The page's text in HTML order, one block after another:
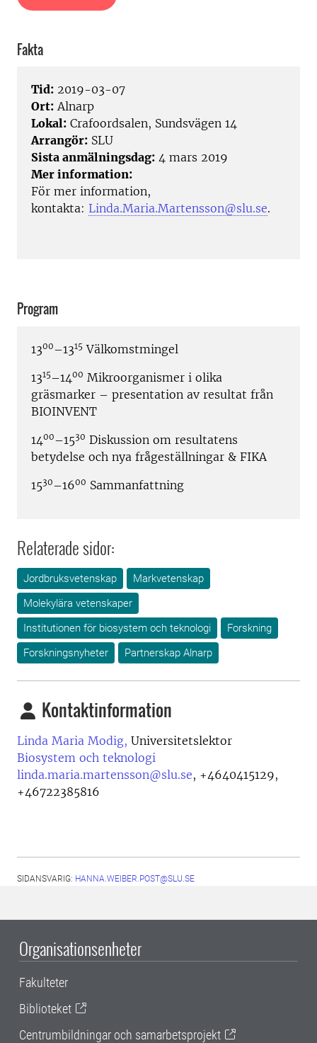
Fakta
Tid: 2019-03-07
Ort: Alnarp
Lokal: Crafoordsalen, Sundsvägen 14
Arrangör: SLU
Sista anmälningsdag: 4 mars 2019
Mer information:
För mer information,
kontakta: Linda.Maria.Martensson@slu.se.
Program
1300–1315 Välkomstmingel
1315–1400 Mikroorganismer i olika
gräsmarker – presentation av resultat från
BIOINVENT
1400–1530 Diskussion om resultatens
betydelse och nya frågeställningar & FIKA
1530–1600 Sammanfattning
Relaterade sidor:
Jordbruksvetenskap
Markvetenskap
Molekylära vetenskaper
Institutionen för biosystem och teknologi
Forskning
Forskningsnyheter
Partnerskap Alnarp
Kontaktinformation
Linda Maria Modig, Universitetslektor
Biosystem och teknologi
linda.maria.martensson@slu.se, +4640415129,
+46722385816
SIDANSVARIG: HANNA.WEIBER.POST@SLU.SE
Organisationsenheter
Fakulteter
Biblioteket
Centrumbildningar och samarbetsprojekt